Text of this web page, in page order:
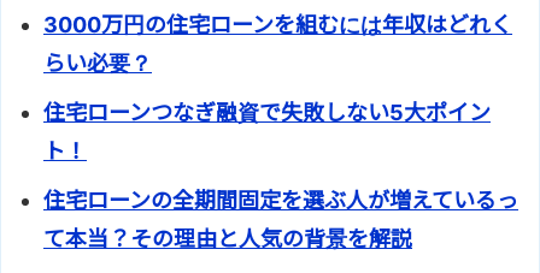
3000万円の住宅ローンを組むには年収はどれく
らい必要？
住宅ローンつなぎ融資で失敗しない5大ポイン
ト！
住宅ローンの全期間固定を選ぶ人が増えているっ
て本当？その理由と人気の背景を解説